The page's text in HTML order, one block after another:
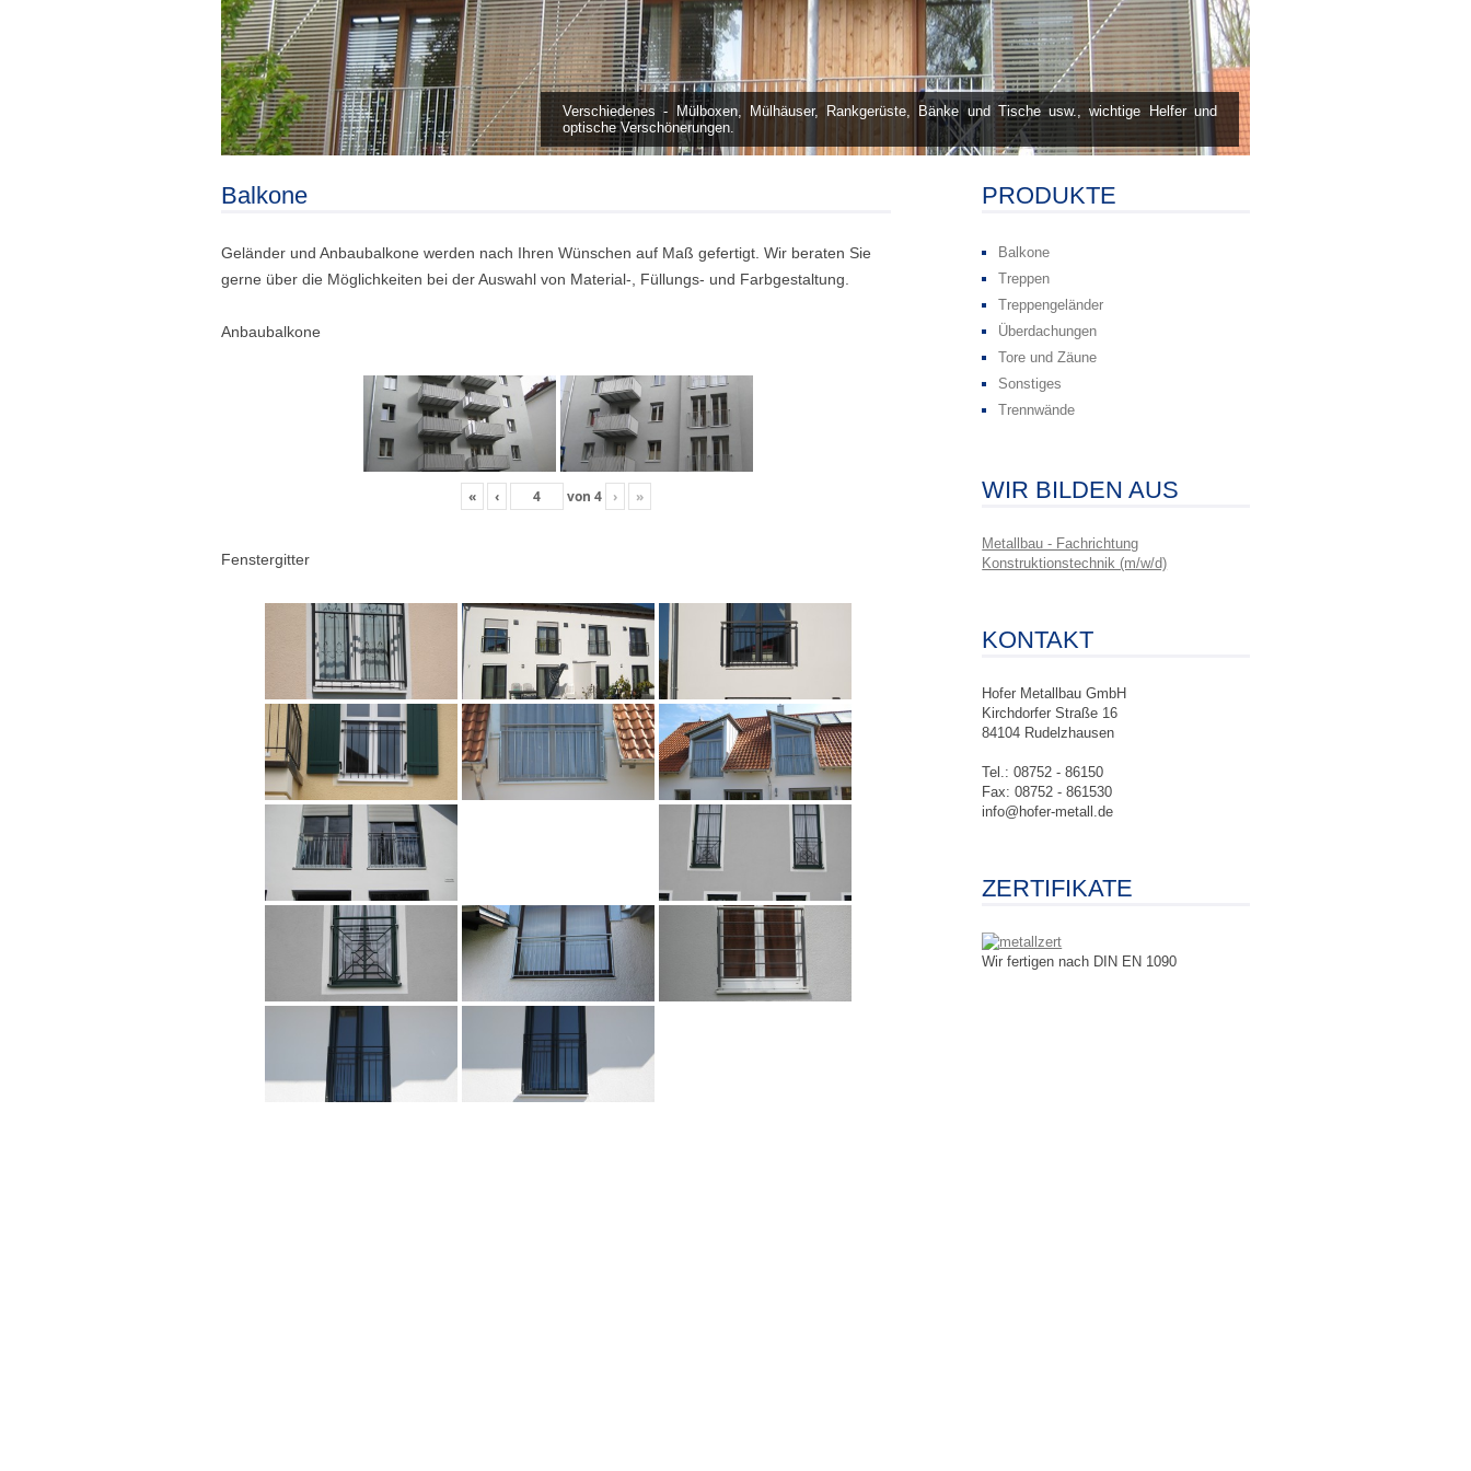
Verschiedenes - Mülboxen, Mülhäuser, Rankgerüste, Bänke und Tische usw., wichtige Helfer und
optische Verschönerungen.
Balkone
Geländer und Anbaubalkone werden nach Ihren Wünschen auf Maß gefertigt. Wir beraten Sie
gerne über die Möglichkeiten bei der Auswahl von Material-, Füllungs- und Farbgestaltung.
Anbaubalkone
« ‹ von 4 › »
Fenstergitter
PRODUKTE
Balkone
Treppen
Treppengeländer
Überdachungen
Tore und Zäune
Sonstiges
Trennwände
WIR BILDEN AUS
Metallbau - Fachrichtung
Konstruktionstechnik (m/w/d)
KONTAKT
Hofer Metallbau GmbH
Kirchdorfer Straße 16
84104 Rudelzhausen
Tel.: 08752 - 86150
Fax: 08752 - 861530
info@hofer-metall.de
ZERTIFIKATE
Wir fertigen nach DIN EN 1090